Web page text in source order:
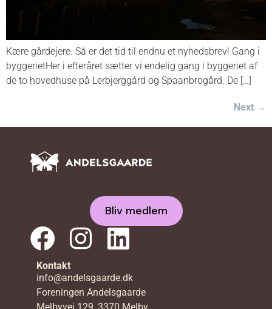
Kære gårdejere. Så er det tid til endnu et nyhedsbrev! Gang i
byggerietHer i efteråret sætter vi endelig gang i byggeriet af
de to hovedhuse på Lerbjerggård og Spaanbrogård. De […]
Next →
Bliv medlem
Kontakt
info@andelsgaarde.dk
Foreningen Andelsgaarde